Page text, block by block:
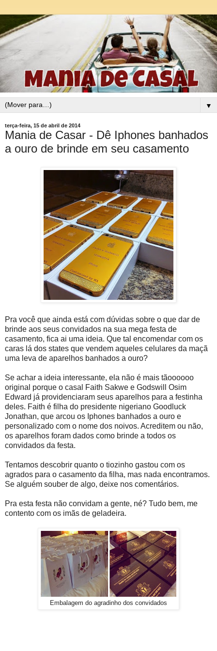
▼
terça-feira, 15 de abril de 2014
Mania de Casar - Dê Iphones banhados
a ouro de brinde em seu casamento
Pra você que ainda está com dúvidas sobre o que dar de
brinde aos seus convidados na sua mega festa de
casamento, fica ai uma ideia. Que tal encomendar com os
caras lá dos states que vendem aqueles celulares da maçã
uma leva de aparelhos banhados a ouro?
Se achar a ideia interessante, ela não é mais tãoooooo
original porque o casal Faith Sakwe e Godswill Osim
Edward já providenciaram seus aparelhos para a festinha
deles. Faith é filha do presidente nigeriano Goodluck
Jonathan, que arcou os Iphones banhados a ouro e
personalizado com o nome dos noivos. Acreditem ou não,
os aparelhos foram dados como brinde a todos os
convidados da festa.
Tentamos descobrir quanto o tiozinho gastou com os
agrados para o casamento da filha, mas nada encontramos.
Se alguém souber de algo, deixe nos comentários.
Pra esta festa não convidam a gente, né? Tudo bem, me
contento com os imãs de geladeira.
Embalagem do agradinho dos convidados